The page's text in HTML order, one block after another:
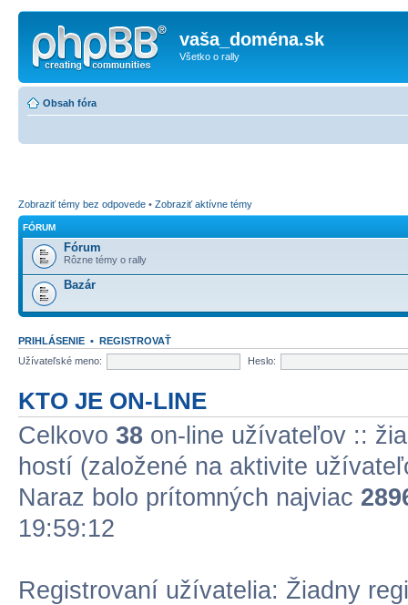
vaša_doména.sk
Všetko o rally
Obsah fóra
Zobraziť témy bez odpovede • Zobraziť aktívne témy
FÓRUM
Fórum
Rôzne témy o rally
Bazár
PRIHLÁSENIE • REGISTROVAŤ
Užívateľské meno:
Heslo:
KTO JE ON-LINE
Celkovo 38 on-line užívateľov ::
hostí (založené na aktivite
Naraz bolo prítomných najviac
19:59:12
Registrovaní užívatelia: Žiadny